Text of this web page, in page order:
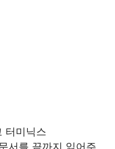
터미닉스
서를 끝까지 읽어주